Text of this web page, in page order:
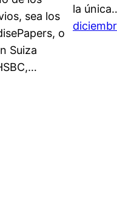
sea los
o
Suiza
la